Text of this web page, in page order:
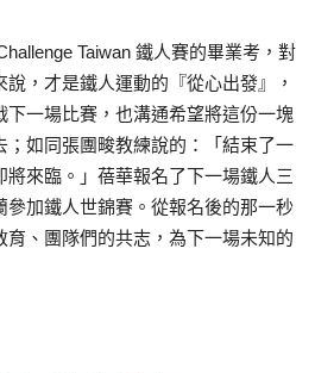
Taiwan 鐵人賽的畢業考，對
，才是鐵人運動的『從心出發』，
下一場比賽，也溝通希望將這份一塊
；如同張團畯教練說的：「結束了一
來臨。」蓓華報名了下一場鐵人三
加鐵人世錦賽。從報名後的那一秒
育、團隊們的共志，為下一場未知的